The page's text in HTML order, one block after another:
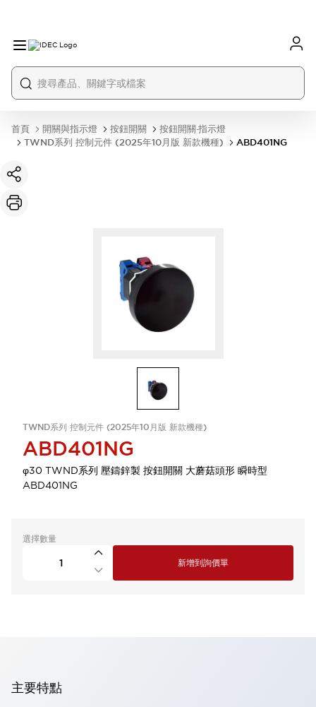
首頁 開關與指示燈 按鈕開關
按鈕開關·指示燈
TWND系列 控制元件 (2025年10月版 新款機種)
ABD401NG
TWND系列 控制元件 (2025年10月版 新款機種)
ABD401NG
φ30 TWND系列 壓鑄鋅製 按鈕開關 大蘑菇頭形 瞬時型
ABD401NG
選擇數量
新增到詢價單
主要特點